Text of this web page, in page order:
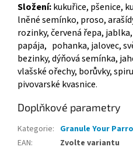
Složení:kukuřice, pšenice,
lněné semínko, proso,
rozinky, červená řepa,
papája, pohanka, jalovec,
bezinky, dýňová semínka,
vlašské ořechy, borůvky,
pivovarské kvasnice.
Doplňkové parametry
Kategorie: Granule Your
EAN: Zvolte variantu